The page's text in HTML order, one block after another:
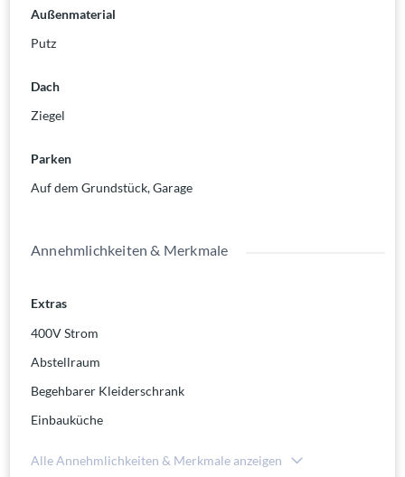
Außenmaterial
Putz
Dach
Ziegel
Parken
Auf dem Grundstück,Garage
Annehmlichkeiten & Merkmale
Extras
400V Strom
Abstellraum
Begehbarer Kleiderschrank
Einbauküche
Alle Annehmlichkeiten & Merkmale anzeigen